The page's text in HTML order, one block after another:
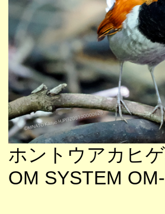
ホントウアカヒ
OM SYSTEM